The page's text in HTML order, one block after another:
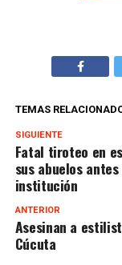
TEMAS
SIGUIENTE
Fatal tiroteo en
sus abuelos
institución
ANTERIOR
Asesinan a
Cúcuta